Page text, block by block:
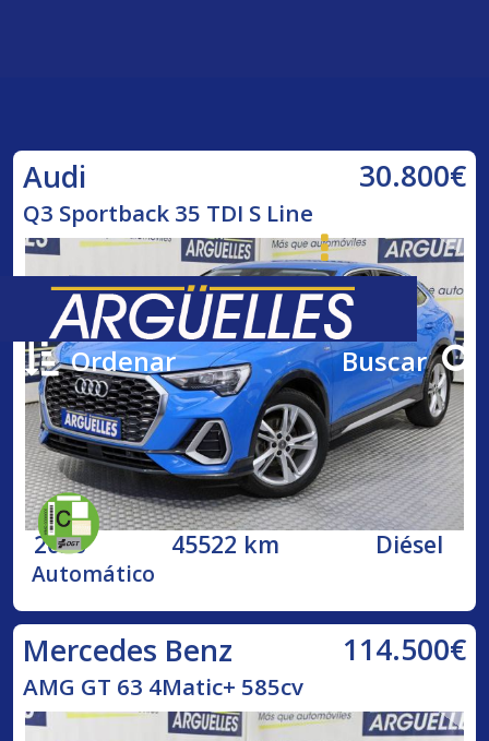
Ordenar Buscar
Audi 30.800€
Q3 Sportback 35 TDI S Line
2020 45522 km Diésel
Automático
Mercedes Benz 114.500€
AMG GT 63 4Matic+ 585cv